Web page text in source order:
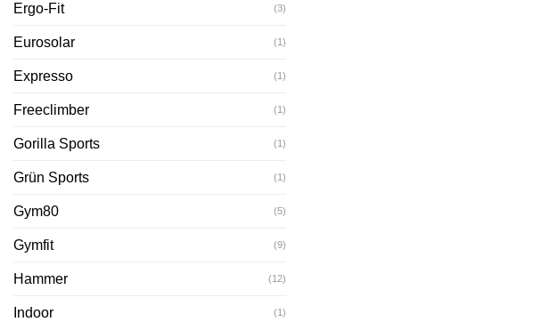
Ergo-Fit (3)
Eurosolar (1)
Expresso (1)
Freeclimber (1)
Gorilla Sports (1)
Grün Sports (1)
Gym80 (5)
Gymfit (9)
Hammer (12)
Indoor (1)